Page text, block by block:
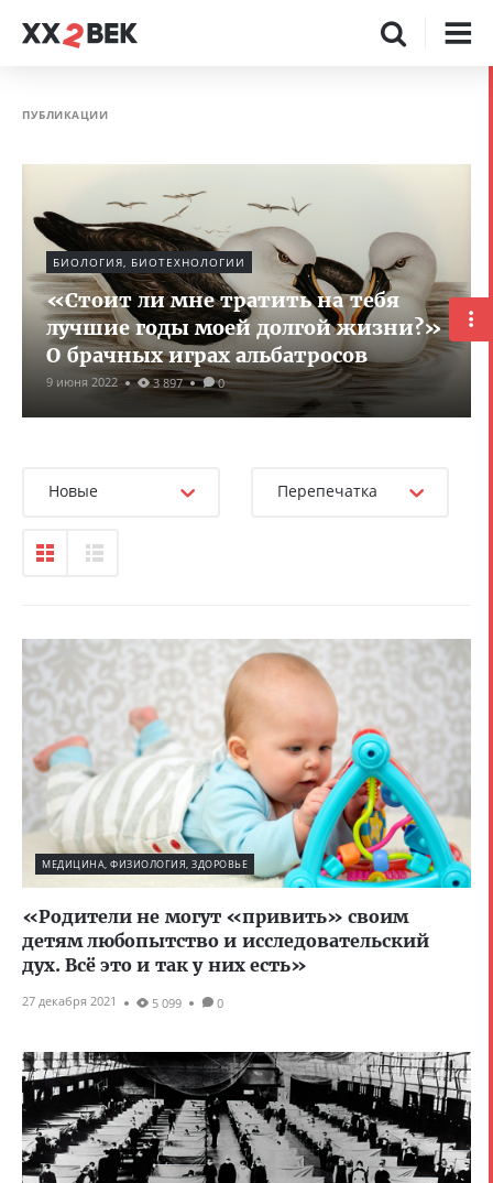
ПУБЛИКАЦИИ
БИОЛОГИЯ, БИОТЕХНОЛОГИИ
«Стоит ли мне тратить на тебя
лучшие годы моей долгой жизни?»
О брачных играх альбатросов
9 июня 2022 3 897 0
Новые Перепечатка
МЕДИЦИНА, ФИЗИОЛОГИЯ, ЗДОРОВЬЕ
«Родители не могут «привить» своим
детям любопытство и исследовательский
дух. Всё это и так у них есть»
27 декабря 2021 5 099 0